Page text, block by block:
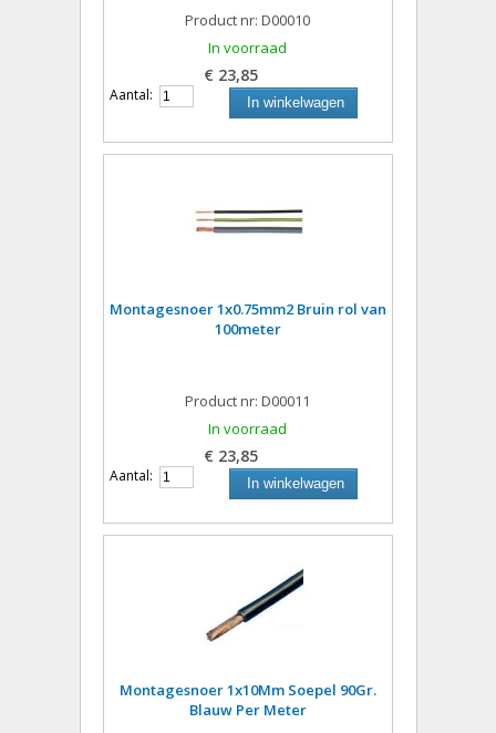
Product nr: D00010
In voorraad
€ 23,85
Aantal: In winkelwagen
Montagesnoer 1x0.75mm2 Bruin rol van
100meter
Product nr: D00011
In voorraad
€ 23,85
Aantal: In winkelwagen
Montagesnoer 1x10Mm Soepel 90Gr.
Blauw Per Meter